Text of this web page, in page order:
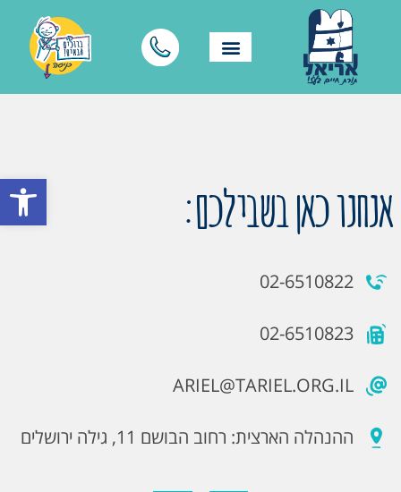
פתח אנחנו כאן בשבילכם:
02-6510822
02-6510823
ARIEL@TARIEL.ORG.IL
ההנהלה הארצית: רחוב הבושם 11, גילה ירושלים